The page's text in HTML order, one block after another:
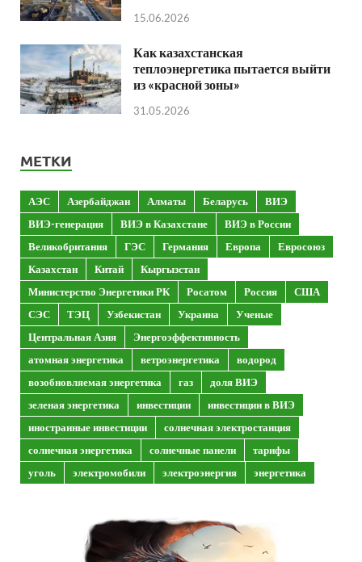
15.06.2026
Как казахстанская
теплоэнергетика пытается выйти
из «красной зоны»
31.05.2026
МЕТКИ
АЭС Азербайджан Алматы Беларусь
ВИЭ
ВИЭ-генерация
ВИЭ в Казахстане
ВИЭ в России
Великобритания
ГЭС Германия Европа
Евросоюз
Казахстан
Китай
Кыргызстан
Министерство Энергетики РК
Росатом Россия
США
СЭС
ТЭЦ Узбекистан Украина
Ученые
Центральная Азия
Энергоэффективность
атомная энергетика
ветроэнергетика
водород
возобновляемая энергетика
газ
доля ВИЭ
зеленая энергетика
инвестиции
инвестиции в ВИЭ
иностранные инвестиции
солнечная электростанция
солнечная энергетика
солнечные панели
тарифы
уголь
электромобили электроэнергия энергетика